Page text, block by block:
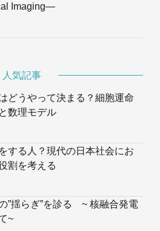
Imaging—
人気記事
どうやって決まる？細胞運命
数理モデル
する人？現代の日本社会にお
割を考える
”揺らぎ”を診る ~ 核融合発電
~